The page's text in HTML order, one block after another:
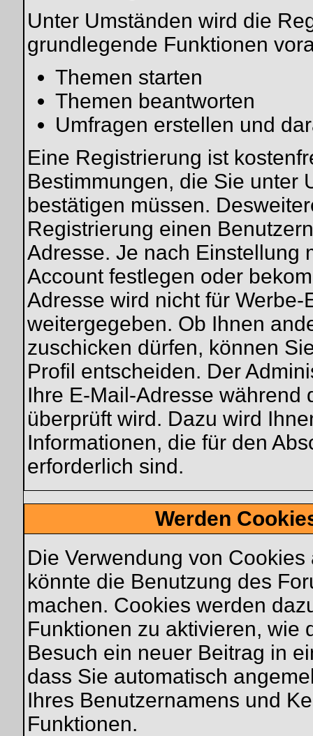
Unter Umständen wird die
grundlegende Funktionen
Themen starten
Themen beantworten
Umfragen erstellen und
Eine Registrierung ist
Bestimmungen, die Sie unter
bestätigen müssen.
Registrierung einen
Adresse. Je nach Einstellung
Account festlegen oder
Adresse wird nicht für
weitergegeben. Ob Ihnen
zuschicken dürfen, können
Profil entscheiden. Der
Ihre E-Mail-Adresse während
überprüft wird. Dazu wird
Informationen, die für den
erforderlich sind.
Werden
Die Verwendung von
könnte die Benutzung des
machen. Cookies werden
Funktionen zu aktivieren, wie
Besuch ein neuer Beitrag in
dass Sie automatisch
Ihres Benutzernamens und
Funktionen.